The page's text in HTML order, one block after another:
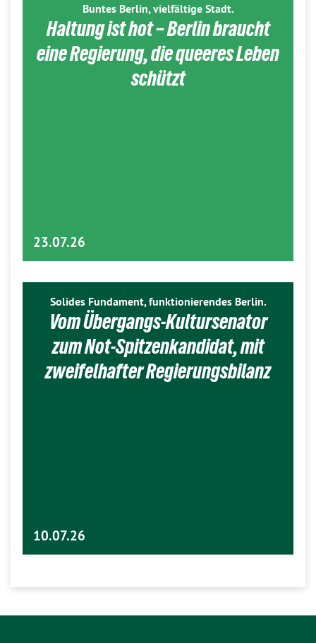
Buntes Berlin, vielfältige Stadt.
Haltung ist hot – Berlin braucht
eine Regierung, die queeres Leben
schützt
23.07.26
Solides Fundament, funktionierendes Berlin.
Vom Übergangs-Kultursenator
zum Not-Spitzenkandidat, mit
zweifelhafter Regierungsbilanz
10.07.26